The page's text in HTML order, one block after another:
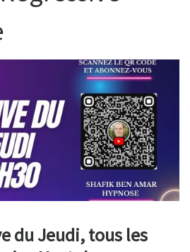
du Jeudi, tous les